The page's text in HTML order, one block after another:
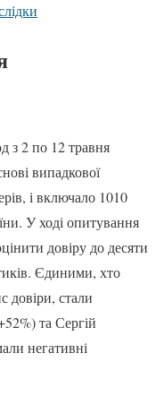
з 2 по 12 травня
випадкової
і включало 1010
У ході опитування
довіру до десяти
Єдиними, хто
довіри, стали
та Сергій
негативні